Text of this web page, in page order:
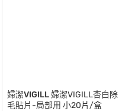
婦潔VIGILL婦潔VIGILL杏白除
毛貼片-局部用 小20片/盒